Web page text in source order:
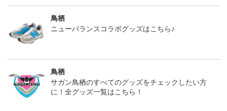
鳥栖
ニューバランスコラボグッズはこちら♪
鳥栖
サガン鳥栖のすべてのグッズをチェックしたい方
に！全グッズ一覧はこちら！